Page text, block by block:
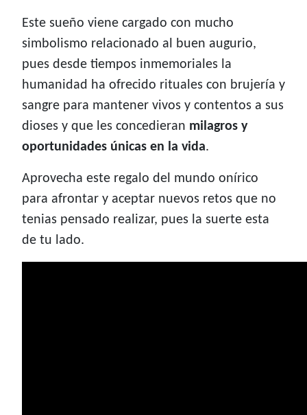
Este sueño viene cargado con mucho
simbolismo relacionado al buen augurio,
pues desde tiempos inmemoriales la
humanidad ha ofrecido rituales con brujería y
sangre para mantener vivos y contentos a sus
dioses y que les concedieran milagros y
oportunidades únicas en la vida.
Aprovecha este regalo del mundo onírico
para afrontar y aceptar nuevos retos que no
tenias pensado realizar, pues la suerte esta
de tu lado.